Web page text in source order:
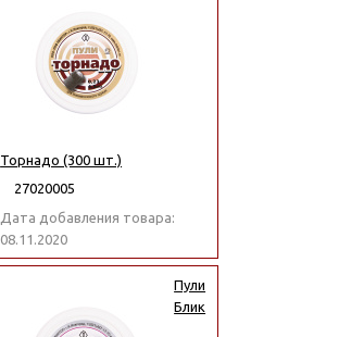
Торнадо (300 шт.)
27020005
Дата добавления товара:
08.11.2020
Пули
Блик